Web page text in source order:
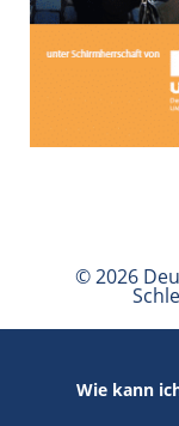
© 2026
Wie kann